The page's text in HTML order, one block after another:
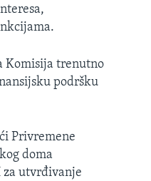
Komisija trenutno
podršku
Privremene
doma
za utvrđivanje